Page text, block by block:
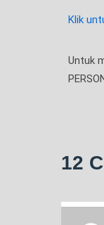
Klik
Untuk
12